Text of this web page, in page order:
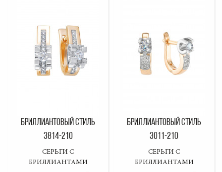
БРИЛЛИАНТОВЫЙ СТИЛЬ
3814-210
СЕРЬГИ С
БРИЛЛИАНТАМИ
БРИЛЛИАНТОВЫЙ СТИЛЬ
3011-210
СЕРЬГИ С
БРИЛЛИАНТАМИ